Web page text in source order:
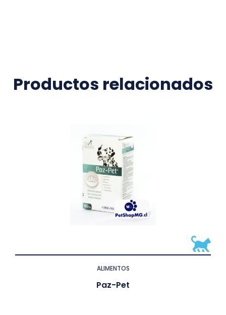
Productos relacionados
ALIMENTOS
Paz-Pet